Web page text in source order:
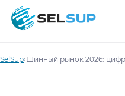
SelSup
SelSup›Шинный рынок 2026: